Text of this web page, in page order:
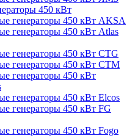
450 кВт
генераторы 450 кВт AKSA
генераторы 450 кВт Atlas
генераторы 450 кВт CTG
генераторы 450 кВт CTM
генераторы 450 кВт
генераторы 450 кВт Elcos
генераторы 450 кВт FG
генераторы 450 кВт Fogo